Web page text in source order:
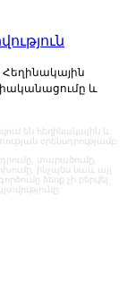
և
են հեղինակային և
օրենսդրությամբ:
տարածումը,
ինչպես նաև այլ
ձեռք չի բերվել